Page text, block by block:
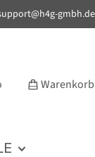
gmbh.de
Warenkorb